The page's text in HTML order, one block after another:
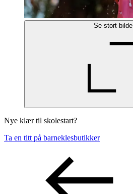
Se stort bilde
Nye klær til skolestart?
Ta en titt på barneklesbutikker